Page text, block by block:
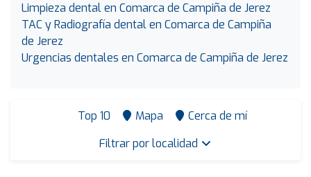
Limpieza dental en Comarca de Campiña de Jerez
TAC y Radiografía dental en Comarca de Campiña
de Jerez
Urgencias dentales en Comarca de Campiña de Jerez
Top 10 Mapa
Cerca de mí
Filtrar por localidad